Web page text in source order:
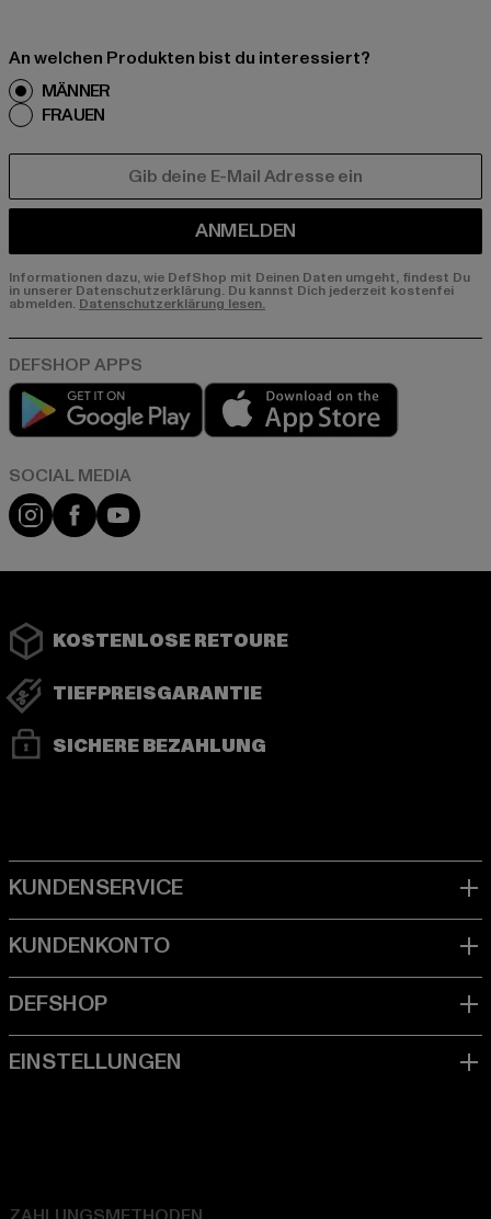
An welchen Produkten bist du interessiert?
MÄNNER
FRAUEN
ANMELDEN
Informationen dazu, wie DefShop mit Deinen Daten umgeht, findest Du
in unserer Datenschutzerklärung. Du kannst Dich jederzeit kostenfei
abmelden. Datenschutzerklärung lesen.
Play market
Instagram
FacebookYouTube
KOSTENLOSE RETOURE
TIEFPREISGARANTIE
SICHERE BEZAHLUNG